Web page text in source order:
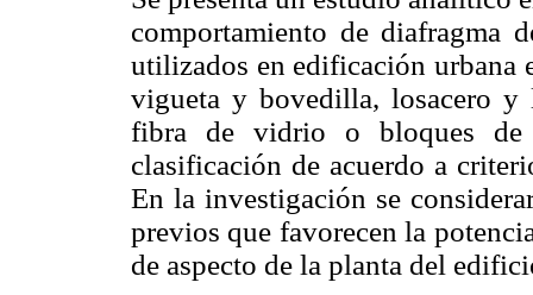
comportamiento de diafragma
utilizados en edificación urbana
vigueta y bovedilla, losacero y
fibra de vidrio o bloques de
clasificación de acuerdo a
En la investigación se
previos que favorecen la
de aspecto de la planta del